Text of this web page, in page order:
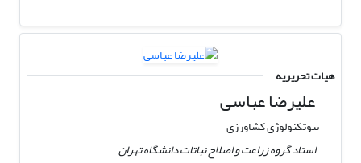
هیات تحریریه
علیرضا عباسی
بیوتکنولوژی کشاورزی
استاد گروه زراعت و اصلاح نباتات دانشگاه تهران